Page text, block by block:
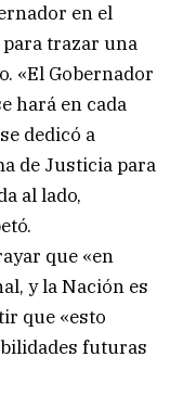
en el
trazar una
«El Gobernador
hará en cada
dedicó a
de Justicia para
al lado,
que «en
y la Nación es
que «esto
futuras